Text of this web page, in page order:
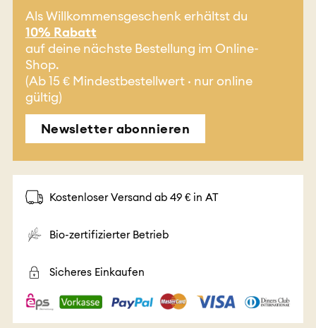
Als Willkommensgeschenk erhältst du
10% Rabatt
auf deine nächste Bestellung im Online-
Shop.
(Ab 15 € Mindestbestellwert · nur online
gültig)
Newsletter abonnieren
Kostenloser Versand ab 49 € in AT
Bio-zertifizierter Betrieb
Sicheres Einkaufen